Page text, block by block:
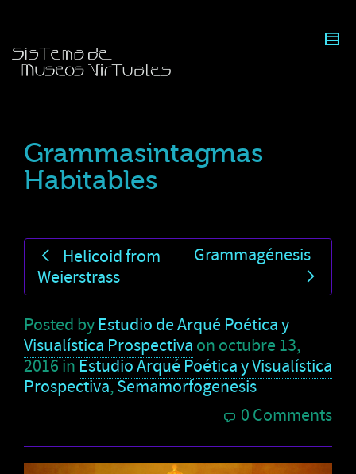
Grammasintagmas
Habitables
Helicoid from
Weierstrass
Grammagénesis
Posted by Estudio de Arqué Poética y
Visualística Prospectiva on octubre 13,
2016 in Estudio Arqué Poética y Visualística
Prospectiva,Semamorfogenesis
0 Comments